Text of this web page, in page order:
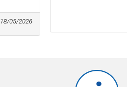
18/05/2026